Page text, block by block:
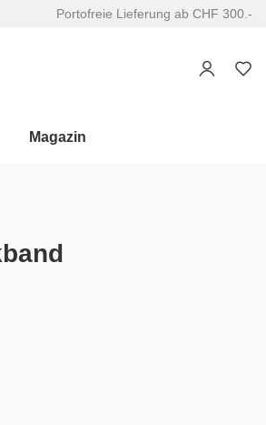
Portofreie Lieferung ab CHF 300.-
Magazin